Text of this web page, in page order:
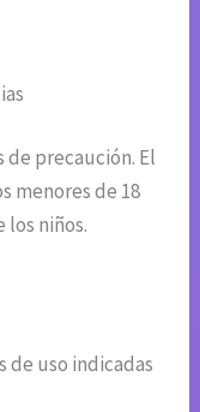
de precaución. El
menores de 18
los niños.
de uso indicadas